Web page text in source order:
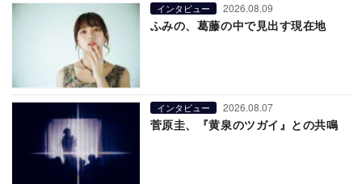
インタビュー 2026.08.09
ふみの、葛藤の中で見出す現在地
インタビュー 2026.08.07
菅原圭、『黄泉のツガイ』との共鳴